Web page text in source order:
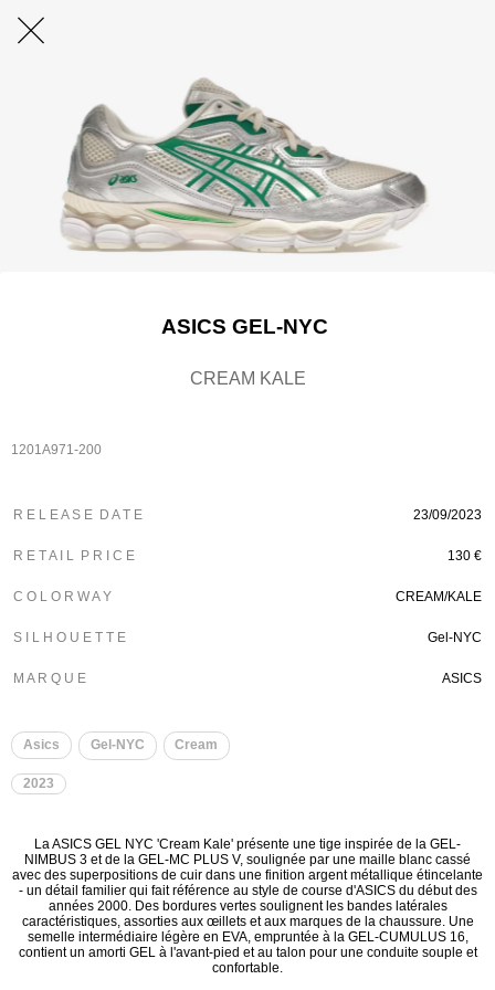
ASICS GEL-NYC
CREAM KALE
1201A971-200
R E L E A S E D A T E 23/09/2023
R E T A I L P R I C E 130 €
C O L O R W A Y CREAM/KALE
S I L H O U E T T E Gel-NYC
M A R Q U E ASICS
Asics Gel-NYC Cream
2023
La ASICS GEL NYC 'Cream Kale' présente une tige inspirée de la GEL-
NIMBUS 3 et de la GEL-MC PLUS V, soulignée par une maille blanc cassé
avec des superpositions de cuir dans une finition argent métallique étincelante
- un détail familier qui fait référence au style de course d'ASICS du début des
années 2000. Des bordures vertes soulignent les bandes latérales
caractéristiques, assorties aux œillets et aux marques de la chaussure. Une
semelle intermédiaire légère en EVA, empruntée à la GEL-CUMULUS 16,
contient un amorti GEL à l'avant-pied et au talon pour une conduite souple et
confortable.